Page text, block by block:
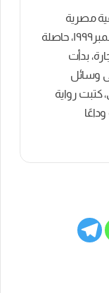
مصرية
مواليد القاهرة نوفمبر١٩٩٩، حاصلة
بدأت
وسائل
كتبت رواية
وداعًا